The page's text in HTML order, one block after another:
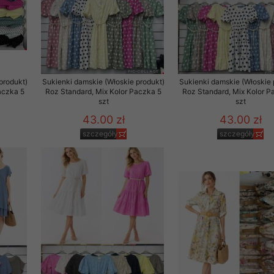
5
Sukienki damskie (Włoskie produkt)
Roz Standard, Mix Kolor Paczka 5
szt
43.00 zł
szczegóły
Sukienki damskie (Włoskie
Roz Standard, Mix Kolor
szt
43.00 zł
szczegóły
sierpnia 1997 r. o
przechowujemy na
jedynie uprawnieni
swoich danych w celu
na podstawie
komputerze Klienta
naszej oferty do
internetowej
tych plików
na komputerze